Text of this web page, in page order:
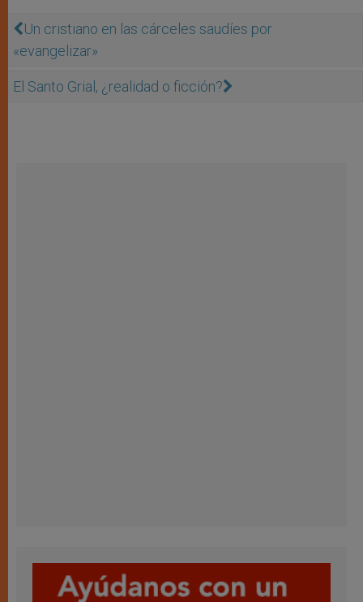
Un cristiano en las cárceles saudíes por
«evangelizar»
El Santo Grial, ¿realidad o ficción?